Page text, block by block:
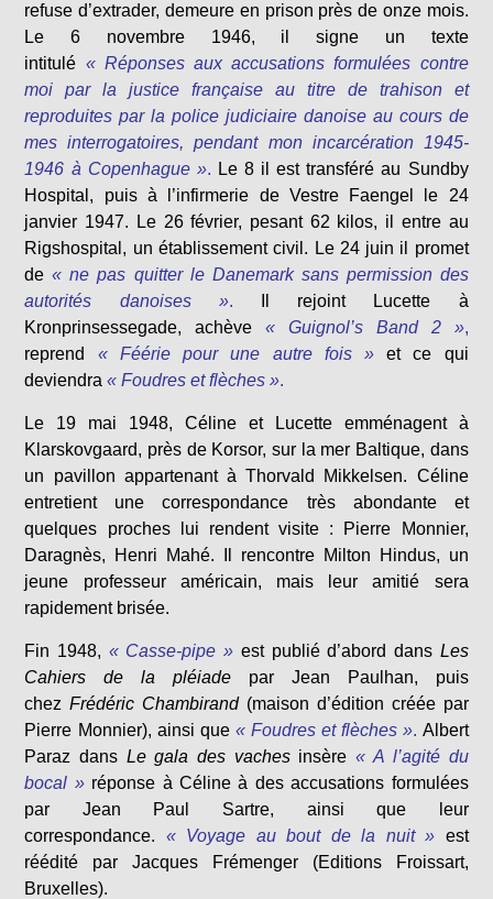
refuse d’extrader, demeure en prison près de onze mois.
Le 6 novembre 1946, il signe un texte
intitulé « Réponses aux accusations formulées contre
moi par la justice française au titre de trahison et
reproduites par la police judiciaire danoise au cours de
mes interrogatoires, pendant mon incarcération 1945-
1946 à Copenhague ». Le 8 il est transféré au Sundby
Hospital, puis à l’infirmerie de Vestre Faengel le 24
janvier 1947. Le 26 février, pesant 62 kilos, il entre au
Rigshospital, un établissement civil. Le 24 juin il promet
de « ne pas quitter le Danemark sans permission des
autorités danoises ».
Il rejoint Lucette à
Kronprinsessegade, achève« Guignol’s Band 2 »,
reprend
« Féérie pour une autre fois »
et ce qui
deviendra « Foudres et flèches ».
Le 19 mai 1948, Céline et Lucette emménagent à
Klarskovgaard, près de Korsor, sur la mer Baltique, dans
un pavillon appartenant à Thorvald Mikkelsen. Céline
entretient une correspondance très abondante et
quelques proches lui rendent visite : Pierre Monnier,
Daragnès, Henri Mahé. Il rencontre Milton Hindus, un
jeune professeur américain, mais leur amitié sera
rapidement brisée.
Fin 1948, « Casse-pipe » est publié d’abord dansLes
Cahiers de la pléiade par Jean Paulhan, puis
chez Frédéric Chambirand(maison d’édition créée par
Pierre Monnier), ainsi que « Foudres et flèches ». Albert
Paraz dans Le gala des vachesinsère « A l’agité du
bocal »réponse à Céline à des accusations formulées
par Jean Paul Sartre, ainsi que leur
correspondance.
« Voyage au bout de la nuit » est
réédité par Jacques Frémenger (Editions Froissart,
Bruxelles).